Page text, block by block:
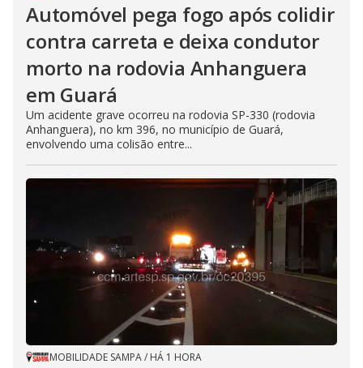
Automóvel pega fogo após colidir
contra carreta e deixa condutor
morto na rodovia Anhanguera
em Guará
Um acidente grave ocorreu na rodovia SP-330 (rodovia
Anhanguera), no km 396, no município de Guará,
envolvendo uma colisão entre...
MOBILIDADE SAMPA/ HÁ 1 HORA